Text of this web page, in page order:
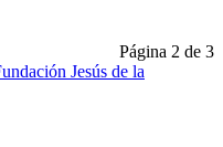
Página 2 de 3